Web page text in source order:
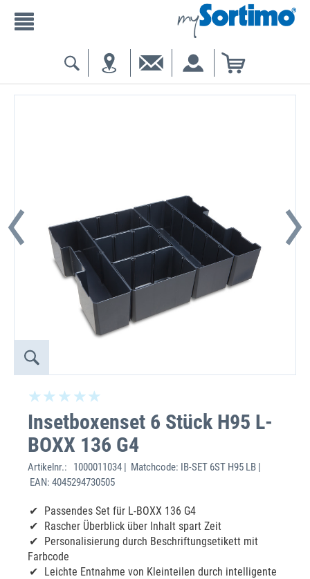
Insetboxenset 6 Stück H95 L-
BOXX 136 G4
Artikelnr.:
1000011034 | Matchcode: IB-SET 6ST H95 LB |
EAN: 4045294730505
Passendes Set für L-BOXX 136 G4
Rascher Überblick über Inhalt spart Zeit
Personalisierung durch Beschriftungsetikett mit
Farbcode
Leichte Entnahme von Kleinteilen durch intelligente